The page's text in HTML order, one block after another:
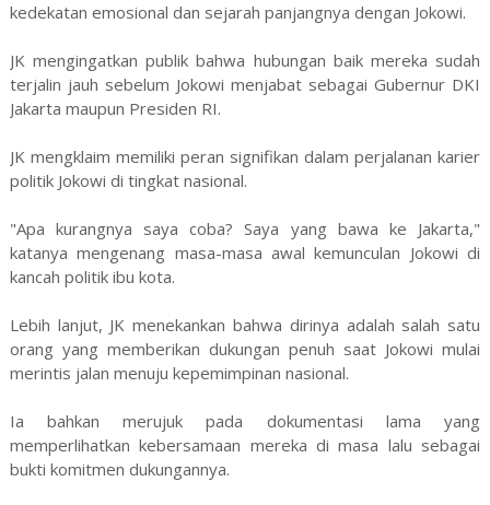
kedekatan emosional dan sejarah panjangnya dengan Jokowi.
JK mengingatkan publik bahwa hubungan baik mereka sudah
terjalin jauh sebelum Jokowi menjabat sebagai Gubernur DKI
Jakarta maupun Presiden RI.
JK mengklaim memiliki peran signifikan dalam perjalanan karier
politik Jokowi di tingkat nasional.
"Apa kurangnya saya coba? Saya yang bawa ke Jakarta,"
katanya mengenang masa-masa awal kemunculan Jokowi di
kancah politik ibu kota.
Lebih lanjut, JK menekankan bahwa dirinya adalah salah satu
orang yang memberikan dukungan penuh saat Jokowi mulai
merintis jalan menuju kepemimpinan nasional.
Ia bahkan merujuk pada dokumentasi lama yang
memperlihatkan kebersamaan mereka di masa lalu sebagai
bukti komitmen dukungannya.